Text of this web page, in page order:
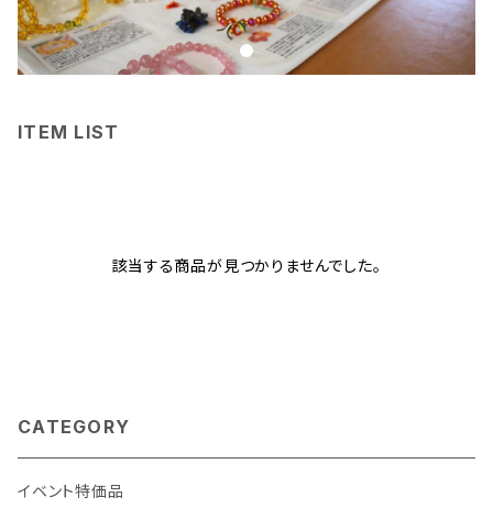
ITEM LIST
該当する商品が見つかりませんでした。
CATEGORY
イベント特価品